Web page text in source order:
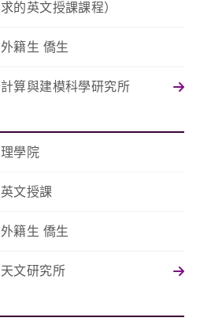
求的英文授課課程）
外籍生 僑生
計算與建模科學研究所
理學院
英文授課
外籍生 僑生
天文研究所